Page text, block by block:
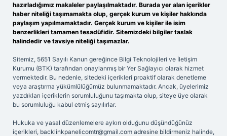
hazırladığımız makaleler paylaşılmaktadır. Burada yer alan içerikler
haber niteliği taşımamakta olup, gerçek kurum ve kişiler hakkında
paylaşım yapılmamaktadır. Gerçek kurum ve kişiler ile isim
benzerlikleri tamamen tesadüfidir. Sitemizdeki bilgiler taslak
halindedir ve tavsiye niteliği taşımazlar.
Sitemiz, 5651 Sayılı Kanun gereğince Bilgi Teknolojileri ve İletişim
Kurumu (BTK) tarafından onaylanmış bir Yer Sağlayıcı olarak hizmet
vermektedir. Bu nedenle, sitedeki içerikleri proaktif olarak denetleme
veya araştırma yükümlülüğümüz bulunmamaktadır. Ancak, üyelerimiz
yazdıkları içeriklerin sorumluluğunu taşımakta olup, siteye üye olarak
bu sorumluluğu kabul etmiş sayılırlar.
Hukuka ve yasal düzenlemelere aykırı olduğunu düşündüğünüz
içerikleri, backlinkpanelicomtr@gmail.com adresine bildirmeniz halinde,